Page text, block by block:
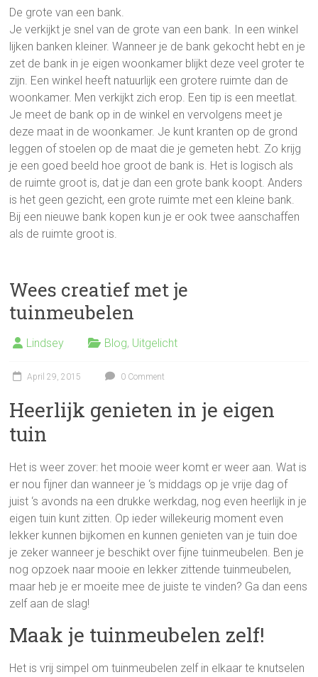
De grote van een bank.
Je verkijkt je snel van de grote van een bank. In een winkel
lijken banken kleiner. Wanneer je de bank gekocht hebt en je
zet de bank in je eigen woonkamer blijkt deze veel groter te
zijn. Een winkel heeft natuurlijk een grotere ruimte dan de
woonkamer. Men verkijkt zich erop. Een tip is een meetlat.
Je meet de bank op in de winkel en vervolgens meet je
deze maat in de woonkamer. Je kunt kranten op de grond
leggen of stoelen op de maat die je gemeten hebt. Zo krijg
je een goed beeld hoe groot de bank is. Het is logisch als
de ruimte groot is, dat je dan een grote bank koopt. Anders
is het geen gezicht, een grote ruimte met een kleine bank.
Bij een nieuwe bank kopen kun je er ook twee aanschaffen
als de ruimte groot is.
Wees creatief met je
tuinmeubelen
Lindsey Blog, Uitgelicht
April 29, 2015 0 Comment
Heerlijk genieten in je eigen
tuin
Het is weer zover: het mooie weer komt er weer aan. Wat is
er nou fijner dan wanneer je ‘s middags op je vrije dag of
juist ‘s avonds na een drukke werkdag, nog even heerlijk in je
eigen tuin kunt zitten. Op ieder willekeurig moment even
lekker kunnen bijkomen en kunnen genieten van je tuin doe
je zeker wanneer je beschikt over fijne tuinmeubelen. Ben je
nog opzoek naar mooie en lekker zittende tuinmeubelen,
maar heb je er moeite mee de juiste te vinden? Ga dan eens
zelf aan de slag!
Maak je tuinmeubelen zelf!
Het is vrij simpel om tuinmeubelen zelf in elkaar te knutselen